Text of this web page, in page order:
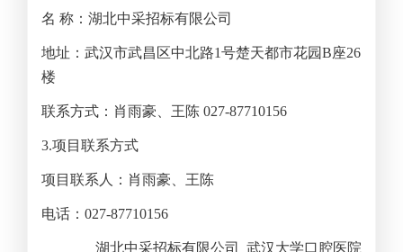
名 称：湖北中采招标有限公司
地址：武汉市武昌区中北路1号楚天都市花园B座26
楼
联系方式：肖雨豪、王陈 027-87710156
3.项目联系方式
项目联系人：肖雨豪、王陈
电话：027-87710156
湖北中采招标有限公司 武汉大学口腔医院